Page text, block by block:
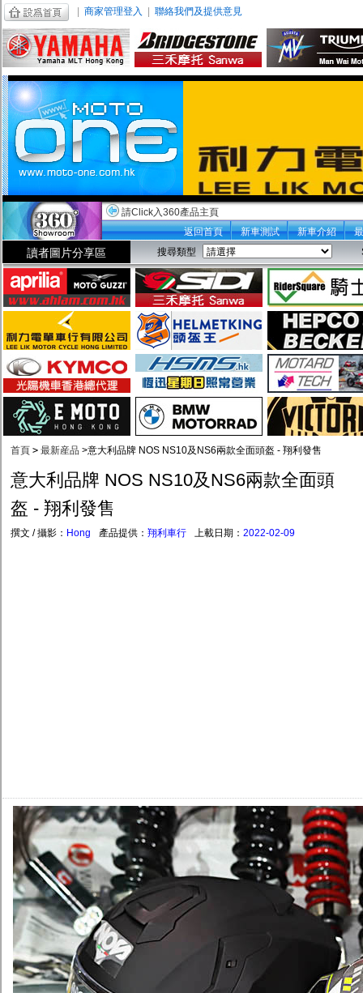
商家管理登入 聯絡我們及提供意見
請Click入360產品主頁
返回首頁
新車測試 新車介紹
讀者圖片分享區 搜尋類型
首頁 > 最新産品 >意大利品牌 NOS NS10及NS6兩款全面頭盔 - 翔利發售
意大利品牌 NOS NS10及NS6兩款全面頭
盔 - 翔利發售
撰文 / 攝影： Hong 產品提供： 翔利車行 上載日期： 2022-02-09